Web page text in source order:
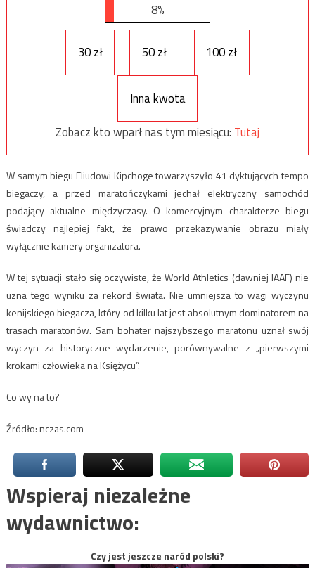
8%
30 zł 50 zł 100 zł
Inna kwota
Zobacz kto wparł nas tym miesiącu: Tutaj
W samym biegu Eliudowi Kipchoge towarzyszyło 41 dyktujących tempo
biegaczy, a przed maratończykami jechał elektryczny samochód
podający aktualne międzyczasy. O komercyjnym charakterze biegu
świadczy najlepiej fakt, że prawo przekazywanie obrazu miały
wyłącznie kamery organizatora.
W tej sytuacji stało się oczywiste, że World Athletics (dawniej IAAF) nie
uzna tego wyniku za rekord świata. Nie umniejsza to wagi wyczynu
kenijskiego biegacza, który od kilku lat jest absolutnym dominatorem na
trasach maratonów. Sam bohater najszybszego maratonu uznał swój
wyczyn za historyczne wydarzenie, porównywalne z „pierwszymi
krokami człowieka na Księżycu”.
Co wy na to?
Źródło: nczas.com
Wspieraj niezależne
wydawnictwo:
Czy jest jeszcze naród polski?